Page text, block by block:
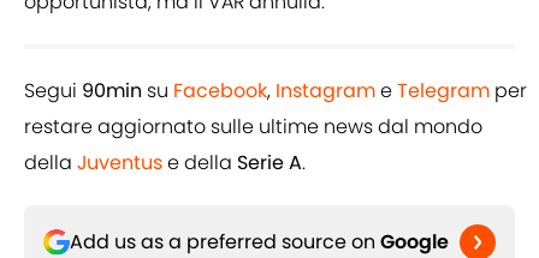
Segui 90min su Facebook, InstagrameTelegram per
restare aggiornato sulle ultime news dal mondo
della Juventuse della Serie A.
Add us as a preferred source on Google